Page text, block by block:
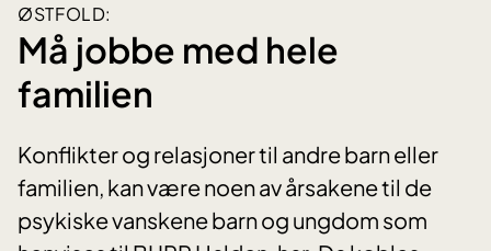
ØSTFOLD:
Må jobbe med hele
familien
Konflikter og relasjoner til andre barn eller
familien, kan være noen av årsakene til de
psykiske vanskene barn og ungdom som